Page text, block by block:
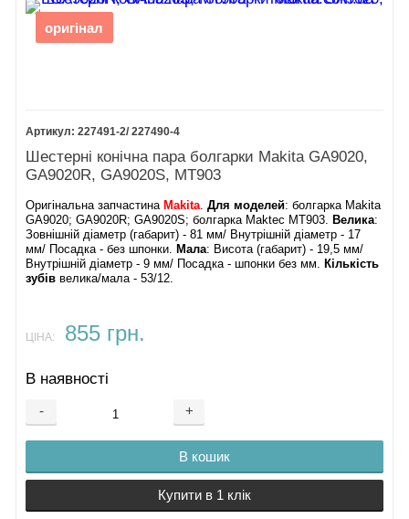
оригінал
227491-2/ 227490-4
Шестерні конічна пара болгарки Makita GA9020,
GA9020R, GA9020S, MT903
Оригінальна запчастина Makita.Для моделей: болгарка Makita
GA9020; GA9020R; GA9020S; болгарка Maktec MT903. Велика:
Зовнішній діаметр (габарит) - 81 мм/ Внутрішній діаметр - 17
мм/ Посадка - без шпонки. Мала: Висота (габарит) - 19,5 мм/
Внутрішній діаметр - 9 мм/ Посадка - шпонки без мм. Кількість
зубів велика/мала - 53/12.
ЦІНА: 855 грн.
В наявності
- +
В кошик
Купити в 1 клік